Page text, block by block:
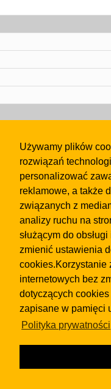
Używamy plików
rozwiązań
personalizować
reklamowe, a także
związanych z
analizy ruchu na
służącym do
zmienić ustawienia
cookies.Korzystanie
internetowych bez
dotyczących
zapisane w pamięci
Polityka prywatności
© 2026Wydawnictwo NEON sp. z
KRAWCZYK s.c.) z siedzibą w